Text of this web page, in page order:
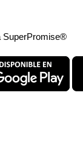
SuperPromise®